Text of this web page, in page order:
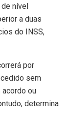
nível
a duas
do INSS,
por
sem
ou
determina